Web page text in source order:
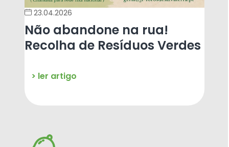
23.04.2026
Não abandone na rua!
Recolha de Resíduos Verdes
> ler artigo